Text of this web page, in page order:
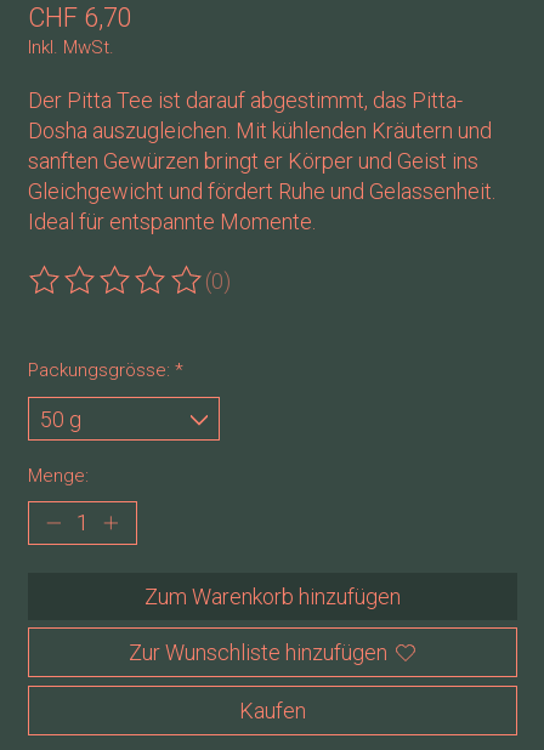
CHF 6,70
Inkl. MwSt.
Der Pitta Tee ist darauf abgestimmt, das Pitta-
Dosha auszugleichen. Mit kühlenden Kräutern und
sanften Gewürzen bringt er Körper und Geist ins
Gleichgewicht und fördert Ruhe und Gelassenheit.
Ideal für entspannte Momente.
Die Bewertung dieses Produkts ist
(0)
Packungsgrösse: *
Menge:
Zum Warenkorb hinzufügen
Zur Wunschliste hinzufügen
Kaufen